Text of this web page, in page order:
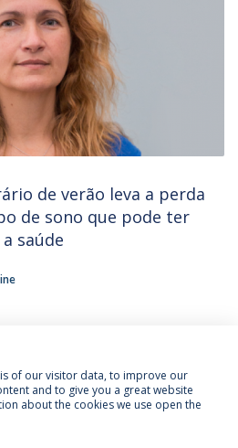
de verão leva a perda
de sono que pode ter
saúde
of our visitor data, to improve our
and to give you a great website
about the cookies we use open the